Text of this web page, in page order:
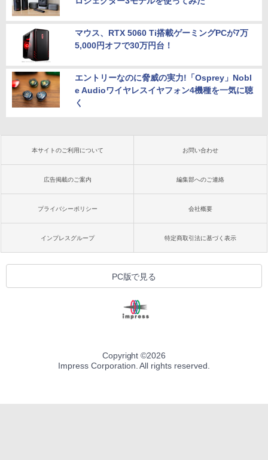
マウス、RTX 5060 Ti搭載ゲーミングPCが7万
5,000円オフで30万円台！
エントリーなのに脅威の実力!「Osprey」Nobl
e Audioワイヤレスイヤフォン4機種を一気に聴
く
本サイトのご利用について お問い合わせ
広告掲載のご案内 編集部へのご連絡
プライバシーポリシー 会社概要
インプレスグループ 特定商取引法に基づく表示
PC版で見る
Copyright ©2026
Impress Corporation. All rights reserved.